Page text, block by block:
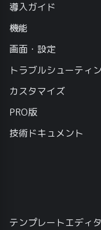
導入ガイド
機能
画面・設定
トラブルシューティ
カスタマイズ
PRO版
技術ドキュメント
テンプレートエディタ